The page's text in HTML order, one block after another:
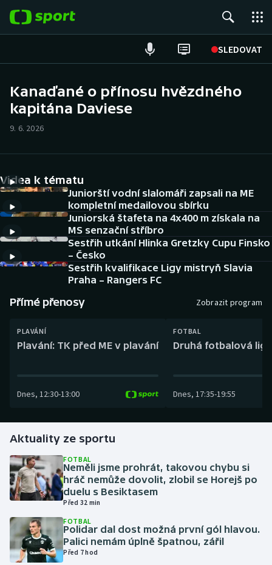
SLEDOVAT
Hokej
Cyklistika
DALŠÍ SPORTY
Americký fotbal
Baseball a softbal
Basketbal
Biatlon
Box
Curling
Dostihy
Florbal
Golf
NEPŘEHLÉDNĚTE
Historické návraty
Aplikace ČT sport
Kanaďané o přínosu hvězdného
kapitána Daviese
9. 6. 2026
Videa k tématu
Juniorští vodní slalomáři zapsali na ME
kompletní medailovou sbírku
Juniorská štafeta na 4x400 m získala na
MS senzační stříbro
Sestřih utkání Hlinka Gretzky Cupu Finsko
– Česko
Sestřih kvalifikace Ligy mistryň Slavia
Praha – Rangers FC
Přímé přenosy Zobrazit program
PLAVÁNÍ
Plavání: TK před ME v plavání
Dnes, 12:30-13:00
FOTBAL
Druhá fotbalová
Dnes, 17:35-19:55
Aktuality ze sportu
FOTBAL
Neměli jsme prohrát, takovou chybu si
hráč nemůže dovolit, zlobil se Horejš po
duelu s Besiktasem
Před 32 min
FOTBAL
Polidar dal dost možná první gól hlavou.
Palici nemám úplně špatnou, zářil
Před 7 hod